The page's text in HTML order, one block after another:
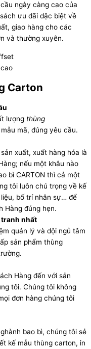
ngày càng cao của
ưu đãi đặc biệt về
giao hàng cho các
và thường xuyên.
Carton
lượng thùng
mã, đúng yêu cầu.
xuất, xuất hàng hóa là
nếu một khâu nào
bì CARTON thì cả một
tôi luôn chú trọng về kế
bố trí nhân sự… để
Hàng đúng hẹn.
tranh nhất
quản lý và đội ngủ tâm
sản phẩm thùng
Hàng đến với sản
tôi. Chúng tôi không
đơn hàng chúng tôi
bao bì, chúng tôi sẻ
kế mẫu thùng carton, in